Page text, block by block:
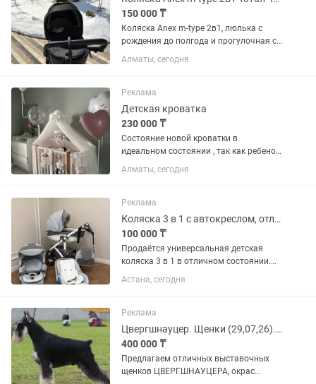
150 000 ₸
Коляска Anex m-type 2в1, люлька с
рождения до полгода и прогулочная с
6 месяцев, наклоняется до
175градусов- поэтому подходит даже с
прочитать на офиц сайте описание...
Алматы, сегодня
Реклама
Детская кроватка
230 000 ₸
Состояние новой кроватки в
идеальном состоянии , так как ребенок
в ней не спал с рождения , так как у нас
кочевой образ жизни) ребенок в
кровати. трансфорормируется в...
Алматы, сегодня
Реклама
Коляска 3 в 1 с автокреслом, отличное состояние
100 000 ₸
Продаётся универсальная детская
коляска 3 в 1 в отличном состоянии.
Использовалась бережно, всё чистое,
без поломок, полностью готова к
для новорождённого...
Астана, сегодня
Реклама
Цвергшнауцер. Щенки (29,07,26). Бронь.
400 000 ₸
Предлагаем отличных выставочных
щенков ЦВЕРГШНАУЦЕРА, окрас